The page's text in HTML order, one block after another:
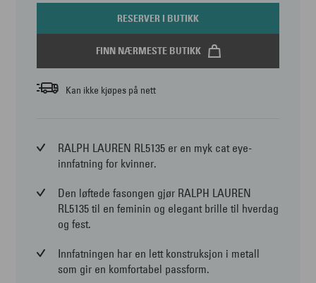
RESERVER I BUTIKK
FINN NÆRMESTE BUTIKK
Kan ikke kjøpes på nett
RALPH LAUREN RL5135 er en myk cat eye-
innfatning for kvinner.
Den løftede fasongen gjør RALPH LAUREN
RL5135 til en feminin og elegant brille til hverdag
og fest.
Innfatningen har en lett konstruksjon i metall
som gir en komfortabel passform.